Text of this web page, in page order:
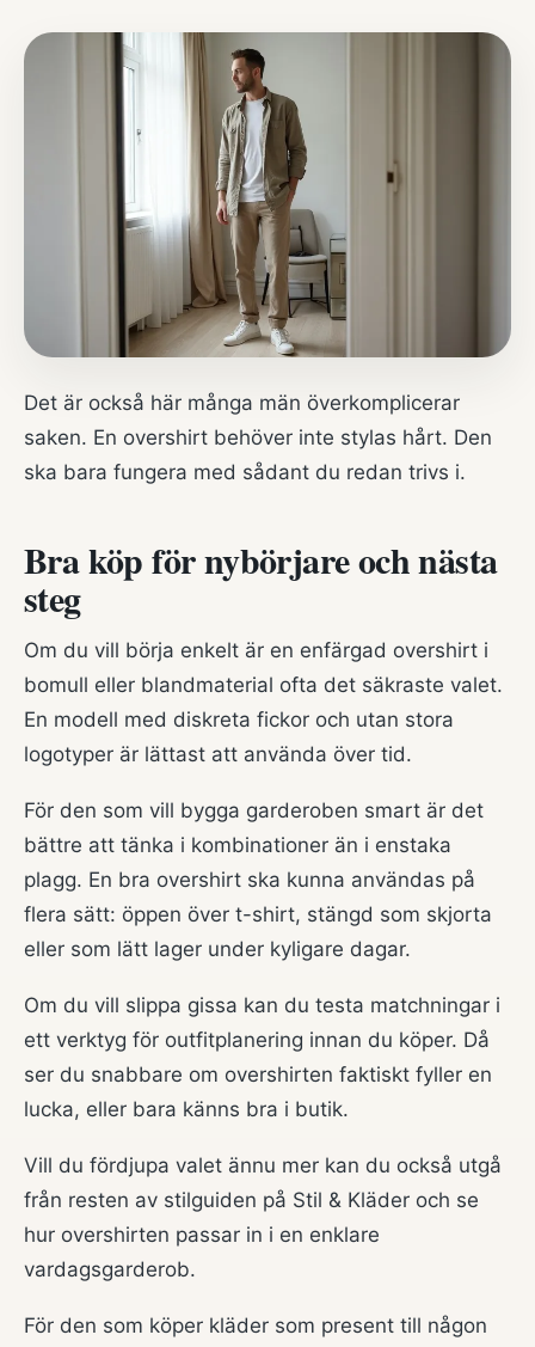
Det är också här många män överkomplicerar
saken. En overshirt behöver inte stylas hårt. Den
ska bara fungera med sådant du redan trivs i.
Bra köp för nybörjare och nästa
steg
Om du vill börja enkelt är en enfärgad overshirt i
bomull eller blandmaterial ofta det säkraste valet.
En modell med diskreta fickor och utan stora
logotyper är lättast att använda över tid.
För den som vill bygga garderoben smart är det
bättre att tänka i kombinationer än i enstaka
plagg. En bra overshirt ska kunna användas på
flera sätt: öppen över t-shirt, stängd som skjorta
eller som lätt lager under kyligare dagar.
Om du vill slippa gissa kan du testa matchningar i
ett verktyg för outfitplanering innan du köper. Då
ser du snabbare om overshirten faktiskt fyller en
lucka, eller bara känns bra i butik.
Vill du fördjupa valet ännu mer kan du också utgå
från resten av stilguiden på Stil & Kläder och se
hur overshirten passar in i en enklare
vardagsgarderob.
För den som köper kläder som present till någon